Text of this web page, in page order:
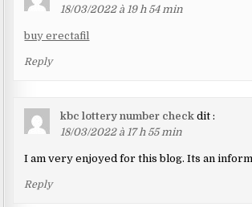
18/03/2022 à 19 h 54 min
buy erectafil
Reply
kbc lottery number check dit :
18/03/2022 à 17 h 55 min
I am very enjoyed for this blog. Its an
Reply